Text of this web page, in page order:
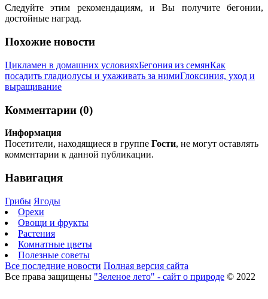
Следуйте этим рекомендациям, и Вы получите бегонии,
достойные наград.
Похожие новости
Цикламен в домашних условияхБегония из семянКак
посадить гладиолусы и ухаживать за нимиГлоксиния, уход и
выращивание
Комментарии (0)
Информация
Посетители, находящиеся в группе Гости, не могут оставлять
комментарии к данной публикации.
Навигация
Грибы Ягоды
Орехи
Овощи и фрукты
Растения
Комнатные цветы
Полезные советы
Все последние новости Полная версия сайта
Все права защищены "Зеленое лето" - сайт о природе © 2022